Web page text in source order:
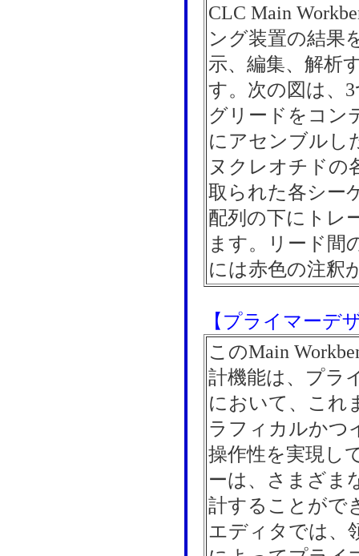
CLC Main
ング装置の結果
示、編集、解析
す。次の図は、
グリードをコン
にアセンブルし
ヌクレオチドの
取られた各シー
配列の下にトレ
ます。リード間
には赤色の注釈
【プライマーデ
このMain
計機能は、プラ
において、これ
ラフィカルかつ
操作性を実現し
ーは、さまざま
計することがで
エディタでは、